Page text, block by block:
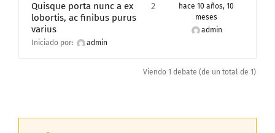
Quisque porta nunc a ex
lobortis, ac finibus purus
varius
Iniciado por: admin
2
hace 10 años, 10
meses
admin
Viendo 1 debate (de un total de 1)